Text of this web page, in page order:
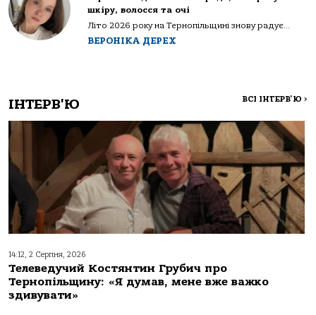
шкіру, волосся та очі
Літо 2026 року на Тернопільщині знову радує...
ВЕРОНІКА ДЕРЕХ
ІНТЕРВ'Ю ВСІ ІНТЕРВ'Ю >
14:12, 2 Серпня, 2026
Телеведучий Костянтин Грубич про
Тернопільщину: «Я думав, мене вже важко
здивувати»